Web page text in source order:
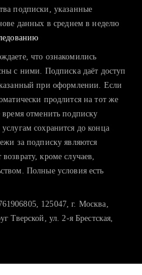
поиск и вручную поднимаете
и оценить шансы
подписки, указанные
данных в среднем в неделю
что ознакомились
с ними. Подписка даёт доступ
при оформлении. Если
продлится на тот же
отменить подписку
сохранится до конца
за подписку являются
кроме случаев,
Полные условия есть
125047, г. Москва,
Тверской, ул. 2-я Брестская,